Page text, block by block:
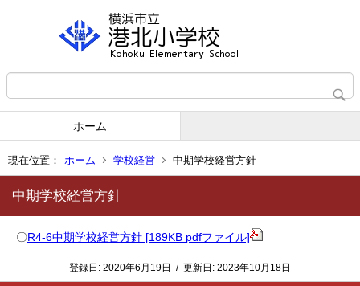
ホーム
現在位置： ホーム 学校経営 中期学校経営方針
中期学校経営方針
〇R4-6中期学校経営方針 [189KB pdfファイル]
登録日: 2020年6月19日 / 更新日: 2023年10月18日